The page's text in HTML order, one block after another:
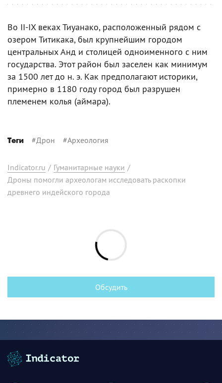
Во II-IX веках Тиуанако, расположенный рядом с
озером Титикака, был крупнейшим городом
центральных Анд и столицей одноименного с ним
государства. Этот район был заселен как минимум
за 1500 лет до н. э. Как предполагают историки,
примерно в 1180 году город был разрушен
племенем колья (аймара).
Теги #Дрон #Археология
Indicator.ru / Гуманитарные науки /
Дроны помогли археологам исследовать раскопки
древнего индейского города
Обсудить